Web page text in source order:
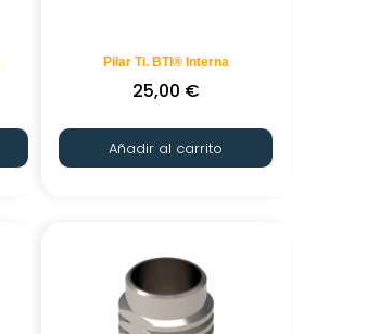
Pilar Ti. BTI® Interna
25,00 €
Añadir al carrito